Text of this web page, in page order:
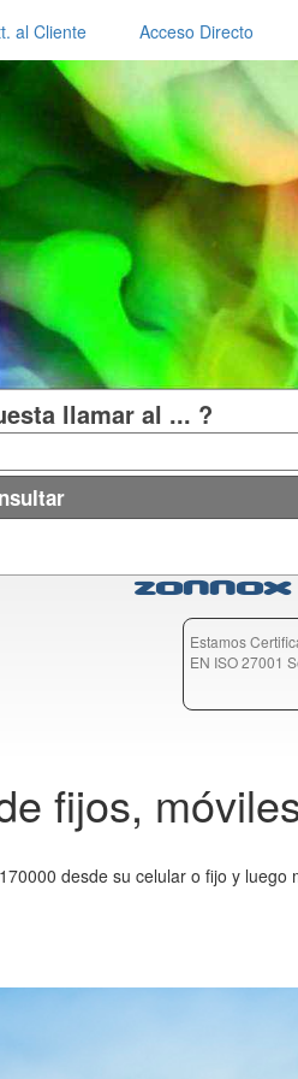
al Cliente Acceso Directo
llamar al ... ?
Zonnox
Estamos
EN ISO 27001
fijos,
desde su celular o fijo y luego